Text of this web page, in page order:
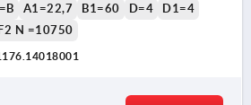
A1=22,7 B1=60 D=4
D1=4
N =10750